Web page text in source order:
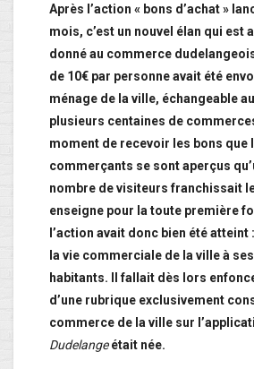
Après l’action « bons d’achat »
mois, c’est un nouvel élan qui est
donné au commerce
de 10€ par personne avait été
ménage de la ville, échangeable
plusieurs centaines de
moment de recevoir les bons que
commerçants se sont aperçus
nombre de visiteurs franchissait
enseigne pour la toute première
l’action avait donc bien été
la vie commerciale de la ville à
habitants. Il fallait dès lors
d’une rubrique exclusivement
commerce de la ville sur
Dudelangeétait née.